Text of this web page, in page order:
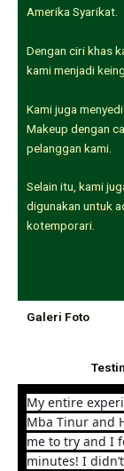
Amerika Syarikat.
Dengan ciri khas
kami menjadi
Kami juga
Makeup dengan
pelanggan kami.
Selain itu, kami
digunakan untuk
kotemporari.
Galeri Foto
My entire
Mba Tinur and
me to try and I
minutes! I